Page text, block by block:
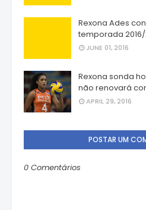
Rexona Ades
temporada 2016/
JUNE 01, 2016
Rexona sonda
não renovará
APRIL 29, 2016
POSTAR UM
0 Comentários